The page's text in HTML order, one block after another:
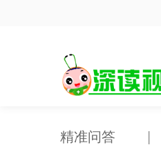
精准问答